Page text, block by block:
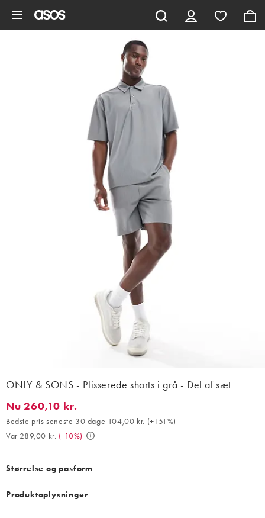
ONLY & SONS - Plisserede shorts i grå - Del af sæt
Nu 260,10 kr.. Bedste pris seneste 30 dage 104,00 kr. (+151%).
Nu 260,10 kr.
Bedste pris seneste 30 dage 104,00 kr. (+151%)
Var 289,00 kr. (-10%)
Størrelse og pasform
Produktoplysninger